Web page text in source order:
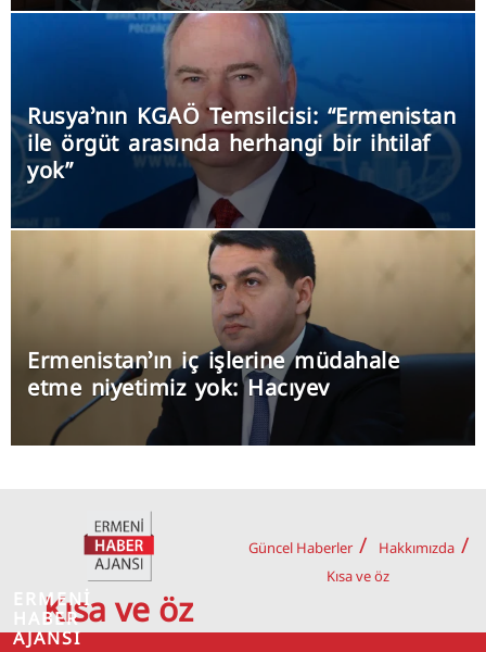
Rusya’nın KGAÖ Temsilcisi: “Ermenistan
ile örgüt arasında herhangi bir ihtilaf
yok”
Ermenistan’ın iç işlerine müdahale
etme niyetimiz yok: Hacıyev
Kısa ve öz
Güncel Haberler
Hakkımızda
Kısa ve öz
ERMENİ
HABER
AJANSI